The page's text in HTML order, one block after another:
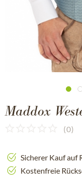
Maddox
(0)
Sicherer Kauf auf
Kostenfreie